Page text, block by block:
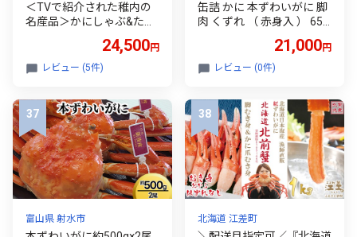
＜TVで紹介された稚内の
名産品＞かにしゃぶ&たこ
ゃぶセット_ かに カニ か
にしゃぶ カニしゃぶ しゃ
24,500円
レビュー (5件)
缶詰 かに 本ずわいがに 脚
肉 くずれ （ 赤身入 ） 65g
ぐし身 かに缶 非常食 保存
食 災害 常温 常温保存 加工
寄せ グルメ 老舗カニ総合
メーカー
21,000円
レビュー (0件)
富山県 射水市 北海道 江差町